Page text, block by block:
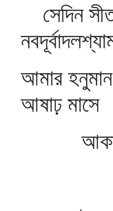
সেদিন
আমার
আষাঢ় মাসে
আকাশ
সজল